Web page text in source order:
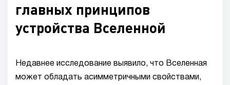
главных принципов
устройства Вселенной
Недавнее исследование выявило, что Вселенная
может обладать асимметричными свойствами,